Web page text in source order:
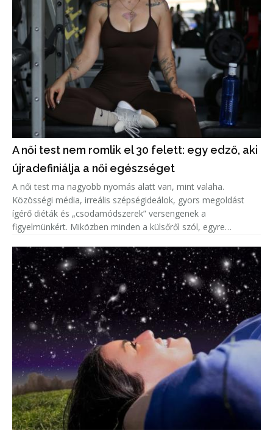
A női test nem romlik el 30 felett: egy edző, aki
újradefiniálja a női egészséget
A női test ma nagyobb nyomás alatt van, mint valaha.
Közösségi média, irreális szépségideálok, gyors megoldást
ígérő diéták és „csodamódszerek” versengenek a
figyelmünkért. Miközben minden a külsőről szól, egyre
egészségről.